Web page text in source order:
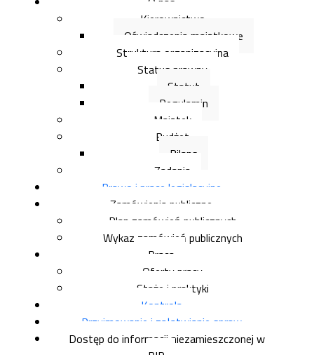
Kierownictwo
Oświadczenia majątkowe
Struktura organizacyjna
Status prawny
Statut
Regulamin
Majątek
Budżet
Bilans
Zadania
Prawo i prace legislacyjne
Zamówienia publiczne
Plan zamówień publicznych
Wykaz zamówień publicznych
Praca
Oferty pracy
Staże i praktyki
Kontrola
Przyjmowanie i załatwianie spraw
Dostęp do informacji niezamieszczonej w